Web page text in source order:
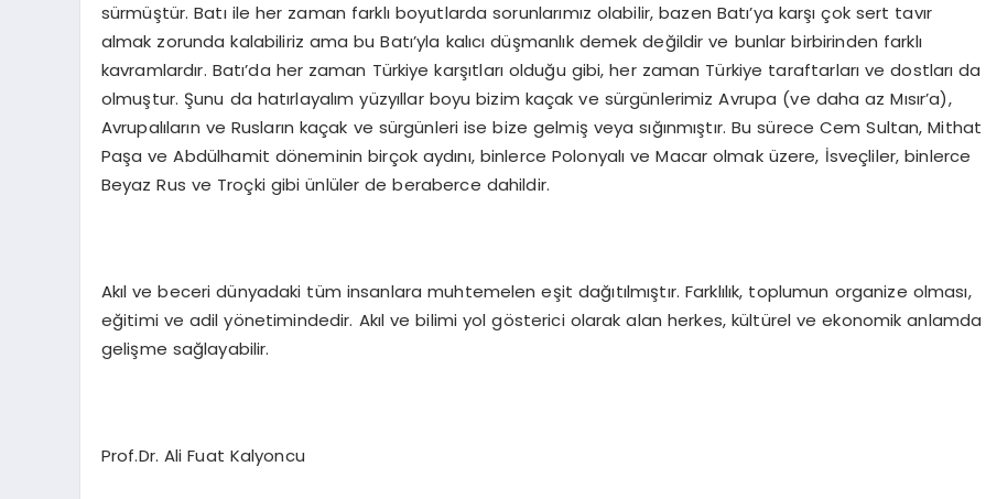
sürmüştür. Batı ile her zaman farklı boyutlarda sorunlarımız olabilir, bazen Batı’ya karşı çok sert tavır
almak zorunda kalabiliriz ama bu Batı’yla kalıcı düşmanlık demek değildir ve bunlar birbirinden farklı
kavramlardır. Batı’da her zaman Türkiye karşıtları olduğu gibi, her zaman Türkiye taraftarları ve dostları da
olmuştur. Şunu da hatırlayalım yüzyıllar boyu bizim kaçak ve sürgünlerimiz Avrupa (ve daha az Mısır’a),
Avrupalıların ve Rusların kaçak ve sürgünleri ise bize gelmiş veya sığınmıştır. Bu sürece Cem Sultan, Mithat
Paşa ve Abdülhamit döneminin birçok aydını, binlerce Polonyalı ve Macar olmak üzere, İsveçliler, binlerce
Beyaz Rus ve Troçki gibi ünlüler de beraberce dahildir.
Akıl ve beceri dünyadaki tüm insanlara muhtemelen eşit dağıtılmıştır. Farklılık, toplumun organize olması,
eğitimi ve adil yönetimindedir. Akıl ve bilimi yol gösterici olarak alan herkes, kültürel ve ekonomik anlamda
gelişme sağlayabilir.
Prof.Dr. Ali Fuat Kalyoncu